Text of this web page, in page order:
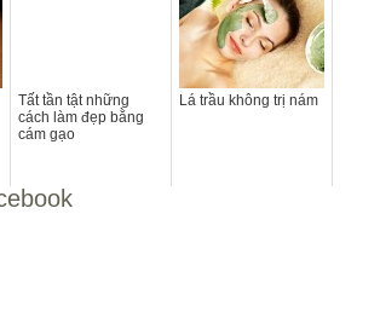
khuẩn da mặt căng, da mịn màng
làm đẹp,lành vết sẹo,mềm da
,vết nhăn,đẹp da